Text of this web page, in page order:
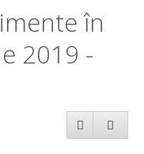
în
2019 -